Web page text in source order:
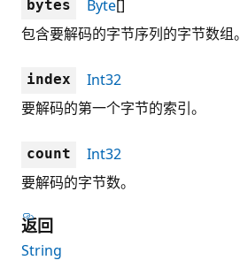
bytes Byte[]
包含要解码的字节序列的字节数组。
index
Int32
要解码的第一个字节的索引。
count
Int32
要解码的字节数。
返回
String